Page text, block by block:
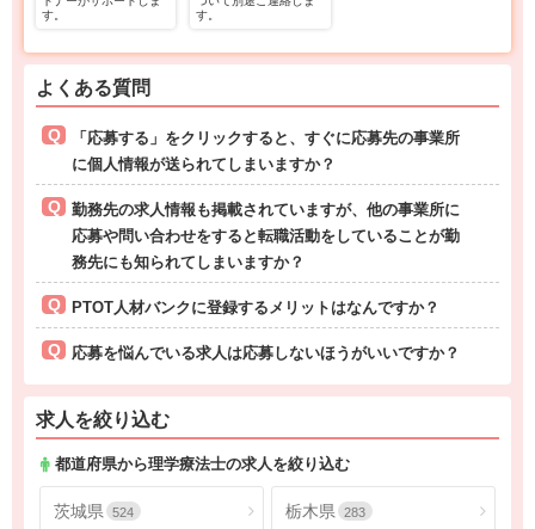
す。
す。
よくある質問
「応募する」をクリックすると、すぐに応募先の事業所
に個人情報が送られてしまいますか？
勤務先の求人情報も掲載されていますが、他の事業所に
応募や問い合わせをすると転職活動をしていることが勤
務先にも知られてしまいますか？
PTOT人材バンクに登録するメリットはなんですか？
応募を悩んでいる求人は応募しないほうがいいですか？
求人を絞り込む
都道府県から理学療法士の求人を絞り込む
茨城県 524 栃木県 283